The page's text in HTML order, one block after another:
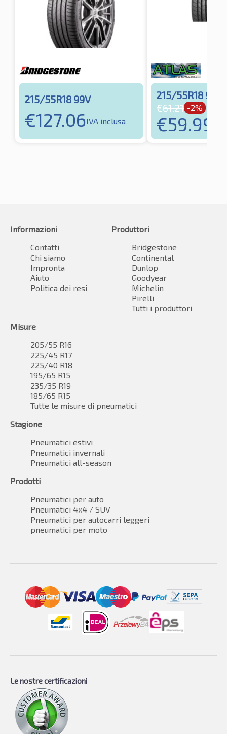
215/55R18 99V
€127.06IVA inclusa
215/55R18 99V
€61.21 -2%
€59.99
Informazioni
Contatti
Chi siamo
Impronta
Aiuto
Politica dei resi
Produttori
Bridgestone
Continental
Dunlop
Goodyear
Michelin
Pirelli
Tutti i produttori
Misure
205/55 R16
225/45 R17
225/40 R18
195/65 R15
235/35 R19
185/65 R15
Tutte le misure di pneumatici
Stagione
Pneumatici estivi
Pneumatici invernali
Pneumatici all-season
Prodotti
Pneumatici per auto
Pneumatici 4x4 / SUV
Pneumatici per autocarri leggeri
pneumatici per moto
Le nostre certificazioni